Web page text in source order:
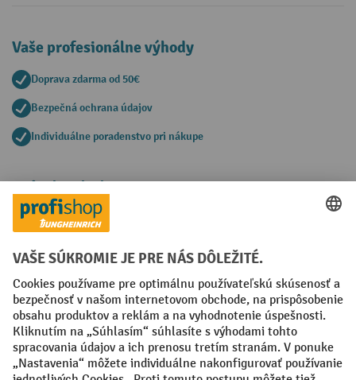
Vaše profesionálne výhody
Doprava zdarma od 50€
Bezpečná ochrana údajov
Individuálne poradenstvo pri nákupe
Spôsoby platby
Creditcard (Master)Creditcard (Visa)
Faktúra Predplatba
Sociálne siete
Facebook
YouTube
LinkedIn